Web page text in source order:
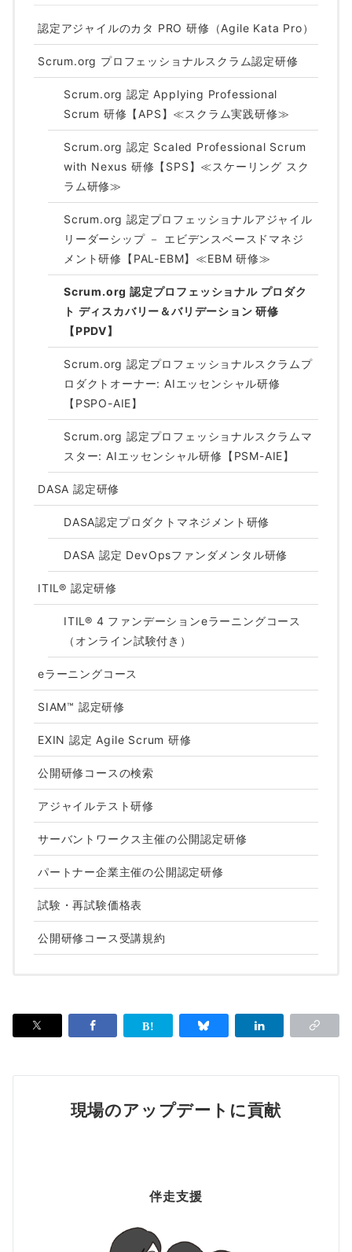
認定アジャイルのカタ PRO 研修（Agile Kata Pro）
Scrum.org プロフェッショナルスクラム認定研修
Scrum.org 認定 Applying Professional
Scrum 研修【APS】≪スクラム実践研修≫
Scrum.org 認定 Scaled Professional Scrum
with Nexus 研修【SPS】≪スケーリング スク
ラム研修≫
Scrum.org 認定プロフェッショナルアジャイル
リーダーシップ － エビデンスベースドマネジ
メント研修【PAL-EBM】≪EBM 研修≫
Scrum.org 認定プロフェッショナル プロダク
ト ディスカバリー＆バリデーション 研修
【PPDV】
Scrum.org 認定プロフェッショナルスクラムプ
ロダクトオーナー: AIエッセンシャル研修
【PSPO-AIE】
Scrum.org 認定プロフェッショナルスクラムマ
スター: AIエッセンシャル研修【PSM-AIE】
DASA 認定研修
DASA認定プロダクトマネジメント研修
DASA 認定 DevOpsファンダメンタル研修
ITIL® 認定研修
ITIL® 4 ファンデーションeラーニングコース
（オンライン試験付き）
eラーニングコース
SIAM™ 認定研修
EXIN 認定 Agile Scrum 研修
公開研修コースの検索
アジャイルテスト研修
サーバントワークス主催の公開認定研修
パートナー企業主催の公開認定研修
試験・再試験価格表
公開研修コース受講規約
現場のアップデートに貢献
伴走支援